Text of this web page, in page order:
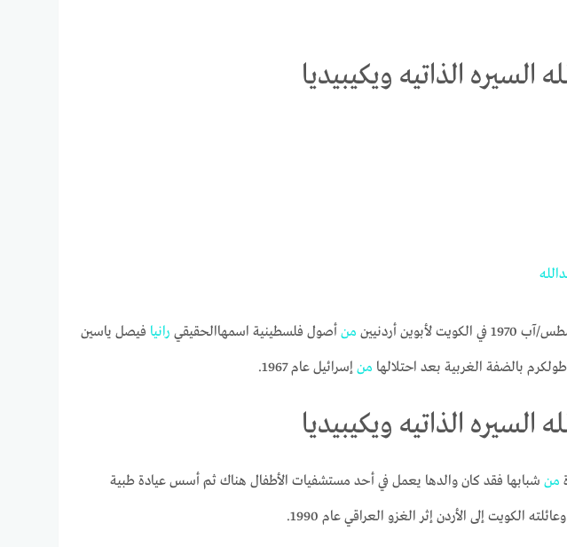
السيره الذاتيه ويكيبيديا
من أصول فلسطينية اسمهاالحقيقي رانيا فيصل ياسين
بالضفة الغربية بعد احتلالها من إسرائيل عام 1967.
السيره الذاتيه ويكيبيديا
من شبابها فقد كان والدها يعمل في أحد مستشفيات الأطفال هناك ثم أسس عيادة طبية
الكويت إلى الأردن إثر الغزو العراقي عام 1990.